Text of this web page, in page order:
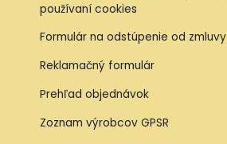
používaní cookies
Formulár na odstúpenie od zmluvy
Reklamačný formulár
Prehľad objednávok
Zoznam výrobcov GPSR